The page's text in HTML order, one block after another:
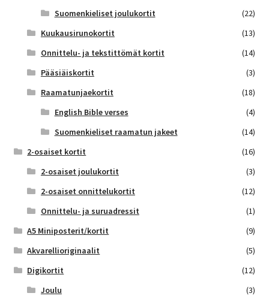
Suomenkieliset joulukortit
(22)
Kuukausirunokortit
(13)
Onnittelu- ja tekstittömät kortit
(14)
Pääsiäiskortit
(3)
Raamatunjaekortit
(18)
English Bible verses
(4)
Suomenkieliset raamatun jakeet
(14)
2-osaiset kortit
(16)
2-osaiset joulukortit
(3)
2-osaiset onnittelukortit
(12)
Onnittelu- ja suruadressit
(1)
A5 Miniposterit/kortit
(9)
Akvarellioriginaalit
(5)
Digikortit
(12)
Joulu
(3)